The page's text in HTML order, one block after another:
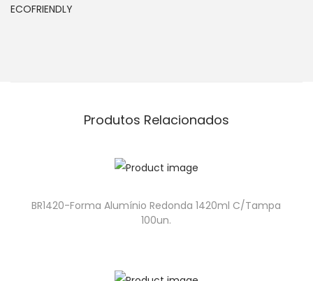
ECOFRIENDLY
Produtos Relacionados
BR1420-Forma Alumínio Redonda 1420ml C/Tampa
100un.